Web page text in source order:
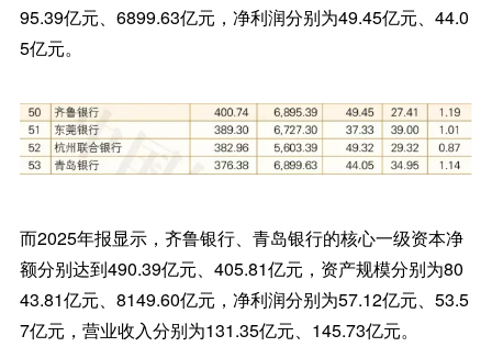
95.39亿元、6899.63亿元，净利润分别为49.45亿元、44.0
5亿元。
而2025年报显示，齐鲁银行、青岛银行的核心一级资本净
额分别达到490.39亿元、405.81亿元，资产规模分别为80
43.81亿元、8149.60亿元，净利润分别为57.12亿元、53.5
7亿元，营业收入分别为131.35亿元、145.73亿元。